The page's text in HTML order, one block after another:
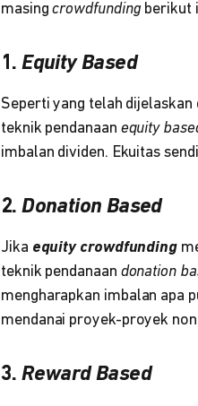
masingcrowdfunding berikut
1.Equity Based
Seperti yang telah dijelaskan
teknik pendanaan equity
imbalan dividen. Ekuitas
2.Donation Based
Jika equity crowdfunding
teknik pendanaan donation
mengharapkan imbalan apa
mendanai proyek-proyek
3.Reward Based